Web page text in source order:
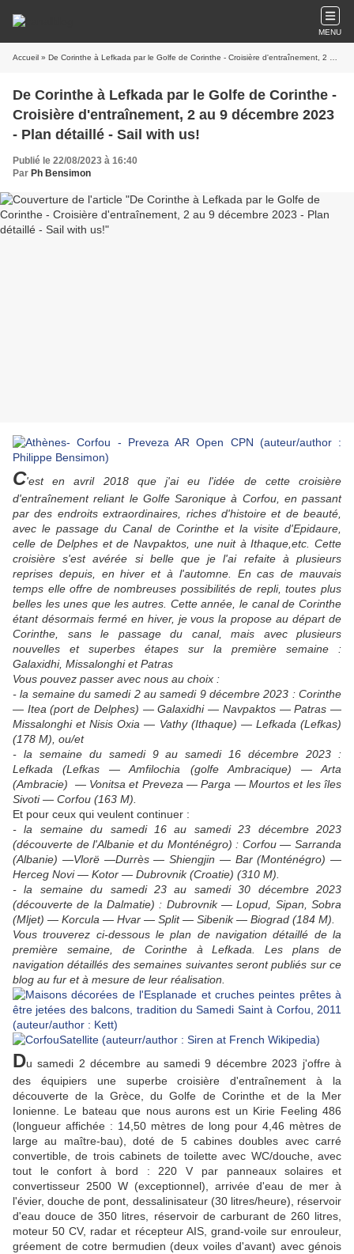
MENU
Accueil » De Corinthe à Lefkada par le Golfe de Corinthe - Croisière d'entraînement, 2 au 9 décembre 2023 - Plan détaillé - Sail with us!
De Corinthe à Lefkada par le Golfe de Corinthe -
Croisière d'entraînement, 2 au 9 décembre 2023
- Plan détaillé - Sail with us!
Publié le 22/08/2023 à 16:40
Par Ph Bensimon
C'est en avril 2018 que j'ai eu l'idée de cette croisière
d'entraînement reliant le Golfe Saronique à Corfou, en passant
par des endroits extraordinaires, riches d'histoire et de beauté,
avec le passage du Canal de Corinthe et la visite d'Epidaure,
celle de Delphes et de Navpaktos, une nuit à Ithaque,etc. Cette
croisière s'est avérée si belle que je l'ai refaite à plusieurs
reprises depuis, en hiver et à l'automne. En cas de mauvais
temps elle offre de nombreuses possibilités de repli, toutes plus
belles les unes que les autres. Cette année, le canal de Corinthe
étant désormais fermé en hiver, je vous la propose au départ de
Corinthe, sans le passage du canal, mais avec plusieurs
nouvelles et superbes étapes sur la première semaine :
Galaxidhi, Missalonghi et Patras
Vous pouvez passer avec nous au choix :
- la semaine du samedi 2 au samedi 9 décembre 2023 : Corinthe
— Itea (port de Delphes) — Galaxidhi — Navpaktos — Patras —
Missalonghi et Nisis Oxia — Vathy (Ithaque) — Lefkada (Lefkas)
(178 M), ou/et
- la semaine du samedi 9 au samedi 16 décembre 2023 :
Lefkada (Lefkas — Amfilochia (golfe Ambracique) — Arta
(Ambracie)
— Vonitsa et Preveza — Parga — Mourtos et les îles
Sivoti — Corfou (163 M).
Et pour ceux qui veulent continuer :
- la semaine du samedi 16 au samedi 23 décembre 2023
(découverte de l'Albanie et du Monténégro) : Corfou — Sarranda
(Albanie) —Vlorë —Durrès — Shiengjin — Bar (Monténégro) —
Herceg Novi— Kotor — Dubrovnik (Croatie) (310 M).
- la semaine du samedi 23 au samedi 30 décembre 2023
(découverte de la Dalmatie) : Dubrovnik — Lopud, Sipan, Sobra
(Mljet) — Korcula — Hvar — Split — Sibenik — Biograd (184 M).
Vous trouverez ci-dessous le plan de navigation détaillé de la
première semaine, de Corinthe à Lefkada. Les plans de
navigation détaillés des semaines suivantes seront publiés sur ce
blog au fur et à mesure de leur réalisation.
Du samedi 2 décembre au samedi 9 décembre 2023 j'offre à
des équipiers une superbe croisière d'entraînement à la
découverte de la Grèce, du Golfe de Corinthe et de la Mer
Ionienne. Le bateau que nous aurons est un Kirie Feeling 486
(longueur affichée : 14,50 mètres de long pour 4,46 mètres de
large au maître-bau), doté de 5 cabines doubles avec carré
convertible, de trois cabinets de toilette avec WC/douche, avec
tout le confort à bord : 220 V par panneaux solaires et
convertisseur 2500 W (exceptionnel), arrivée d'eau de mer à
l'évier, douche de pont, dessalinisateur (30 litres/heure), réservoir
d'eau douce de 350 litres, réservoir de carburant de 260 litres,
moteur 50 CV, radar et récepteur AIS, grand-voile sur enrouleur,
gréement de cotre bermudien (deux voiles d'avant) avec génois